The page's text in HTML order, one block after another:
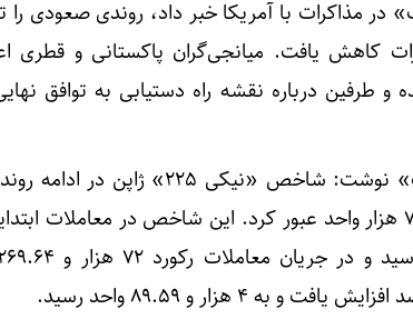
در مذاکرات با آمریکا خبر داد، روندی صعودی را
کاهش یافت. میانجی‌گران پاکستانی و قطری
«اکونومی میدل ایست» نوشت: شاخص